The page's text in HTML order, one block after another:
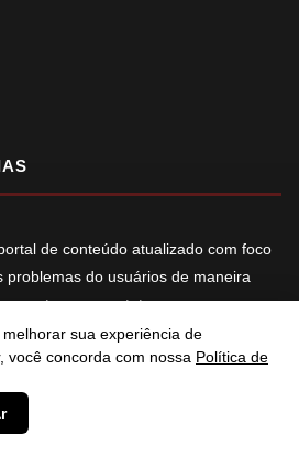
sua experiência de
você concorda com nossa Política de
de conteúdo atualizado com foco
problemas do usuários de maneira
entrar em contato.